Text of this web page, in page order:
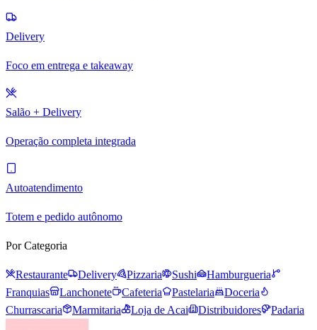
Delivery
Foco em entrega e takeaway
Salão + Delivery
Operação completa integrada
Autoatendimento
Totem e pedido autônomo
Por Categoria
Restaurante Delivery Pizzaria Sushi
Hamburgueria
Franquias
Lanchonete Cafeteria Pastelaria
Doceria
Churrascaria
Marmitaria Loja de Acai Distribuidores Padaria